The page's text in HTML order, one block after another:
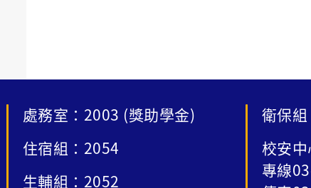
處務室：2003 (獎助學金)
住宿組：2054
生輔組：2052
衛保
校安中
專線